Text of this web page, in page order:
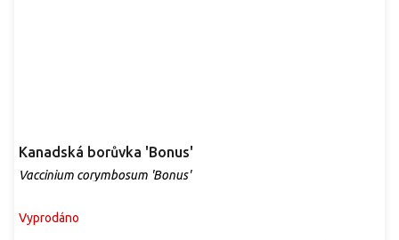
Kanadská borůvka 'Bonus'
Vaccinium corymbosum 'Bonus'
Vyprodáno